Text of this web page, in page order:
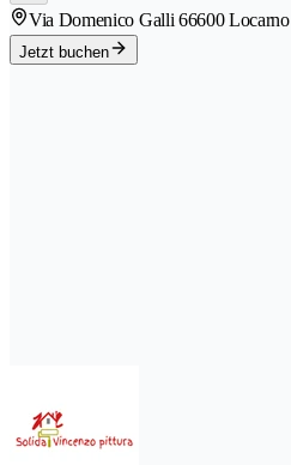
Via Domenico Galli 66600 Locarno
Jetzt buchen